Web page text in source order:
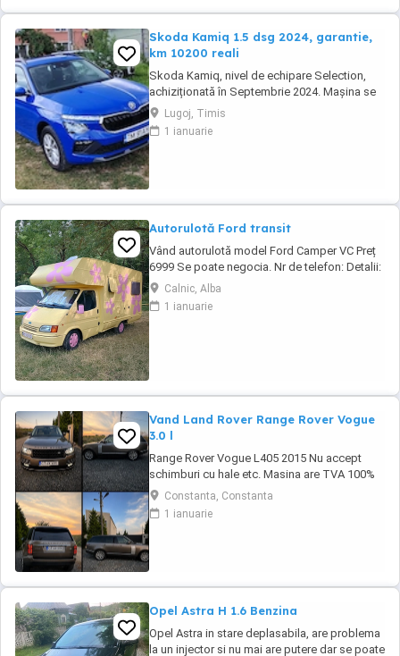
Skoda Kamiq 1.5 dsg 2024, garantie,
km 10200 reali
Skoda Kamiq, nivel de echipare Selection,
achiziționată în Septembrie 2024. Mașina se
află într-o stare impecabila. Detalii tehnice:
Motorizare: 1.5 TSI, 150 CP Transmisie:
Automată DSG An fabricație: 2024
Lugoj, Timis
1 ianuarie
Autorulotă Ford transit
Vând autorulotă model Ford Camper VC Preț
6999 Se poate negocia. Nr de telefon: Detalii:
- Cai putere: 79 CP - Capacitatea cilindrică:
2500 cm - Standard de emisie: 1 - Tipul de
combustibil: Diesel - Numar de uși: 3 -
Calnic, Alba
1 ianuarie
Vand Land Rover Range Rover Vogue
3.0 l
Range Rover Vogue L405 2015 Nu accept
schimburi cu hale etc. Masina are TVA 100%
deductibil Toate reviziile efectuate la Exclusiv
Auto Constanta Se ofera si set 4 anvelope de
iarna Masina se afla in Constanta KM :
Constanta, Constanta
1 ianuarie
Opel Astra H 1.6 Benzina
Opel Astra in stare deplasabila, are problema
la un injector si nu mai are putere dar se poate